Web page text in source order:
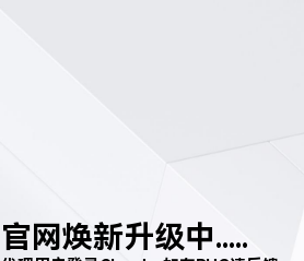
官网焕新升级中.....